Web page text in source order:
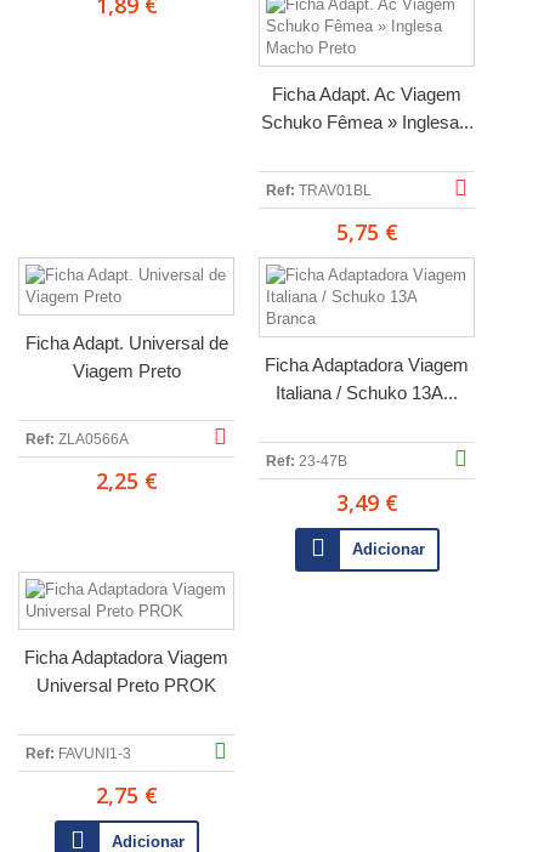
Ficha Adapt. Ac Viagem
Schuko Fêmea » Inglesa...
Ref: TRAV01BL
5,75 €
Ficha Adapt. Universal de
Viagem Preto
Ref: ZLA0566A
2,25 €
Ficha Adaptadora Viagem
Italiana / Schuko 13A...
Ref: 23-47B
3,49 €
Adicionar
Ficha Adaptadora Viagem
Universal Preto PROK
Ref: FAVUNI1-3
2,75 €
Adicionar